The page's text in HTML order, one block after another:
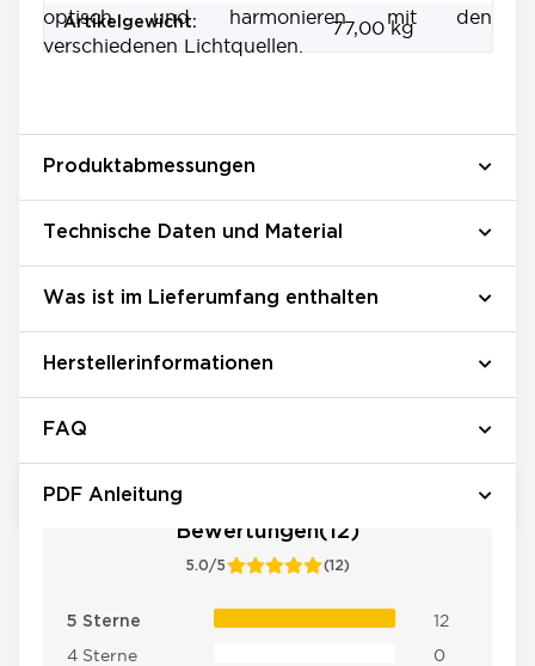
optisch und harmonieren mit den
verschiedenen Lichtquellen.
Artikelgewicht: 77,00 kg
Produktabmessungen
Technische Daten und Material
Was ist im Lieferumfang enthalten
Herstellerinformationen
FAQ
PDF Anleitung
Bewertungen(12)
5.0/5 (12)
5 Sterne
12
4 Sterne
0